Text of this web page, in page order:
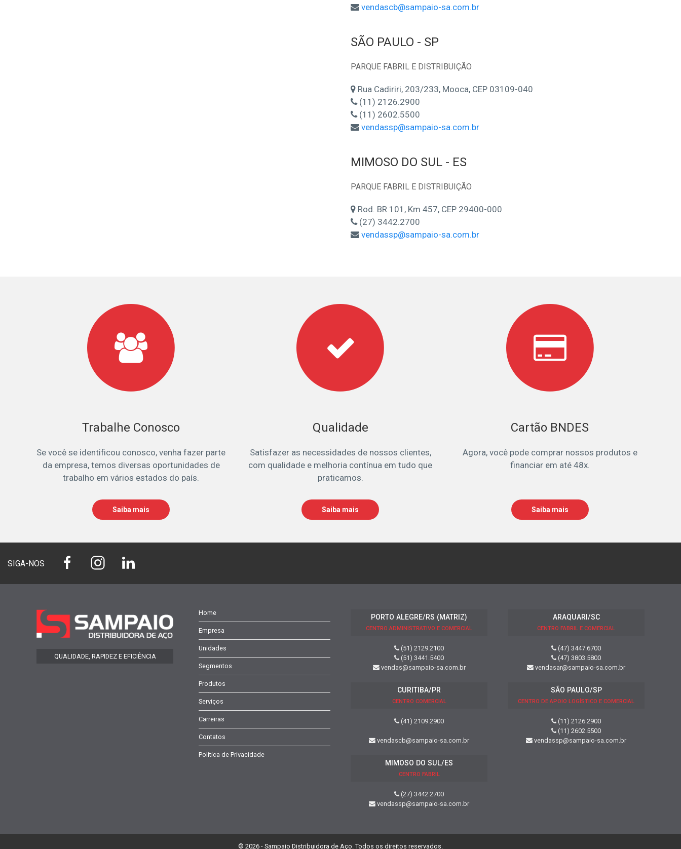
vendascb@sampaio-sa.com.br
SÃO PAULO - SP
PARQUE FABRIL E DISTRIBUIÇÃO
Rua Cadiriri, 203/233, Mooca, CEP 03109-040
(11) 2126.2900
(11) 2602.5500
vendassp@sampaio-sa.com.br
MIMOSO DO SUL - ES
PARQUE FABRIL E DISTRIBUIÇÃO
Rod. BR 101, Km 457, CEP 29400-000
(27) 3442.2700
vendassp@sampaio-sa.com.br
Trabalhe Conosco
Se você se identificou conosco, venha fazer parte
da empresa, temos diversas oportunidades de
trabalho em vários estados do país.
Saiba mais
Qualidade
Satisfazer as necessidades de nossos clientes,
com qualidade e melhoria contínua em tudo que
praticamos.
Saiba mais
Cartão BNDES
Agora, você pode comprar nossos produtos e
financiar em até 48x.
Saiba mais
SIGA-NOS
QUALIDADE, RAPIDEZ E EFICIÊNCIA
Home
Empresa
Unidades
Segmentos
Produtos
Serviços
Carreiras
Contatos
Política de Privacidade
PORTO ALEGRE/RS (MATRIZ)
CENTRO ADMINISTRATIVO E COMERCIAL
(51) 2129.2100
(51) 3441.5400
vendas@sampaio-sa.com.br
CURITIBA/PR
CENTRO COMERCIAL
(41) 2109.2900
vendascb@sampaio-sa.com.br
MIMOSO DO SUL/ES
CENTRO FABRIL
(27) 3442.2700
vendassp@sampaio-sa.com.br
ARAQUARI/SC
CENTRO FABRIL E COMERCIAL
(47) 3447.6700
(47) 3803.5800
vendasar@sampaio-sa.com.br
SÃO PAULO/SP
CENTRO DE APOIO LOGÍSTICO E COMERCIAL
(11) 2126.2900
(11) 2602.5500
vendassp@sampaio-sa.com.br
© 2026 - Sampaio Distribuidora de Aço. Todos os direitos reservados.